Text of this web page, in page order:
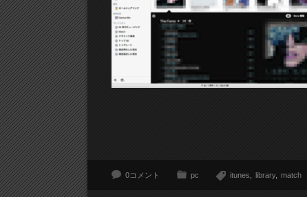
0コメント pc itunes library match